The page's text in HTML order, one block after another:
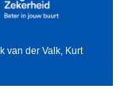
van der Valk, Kurt